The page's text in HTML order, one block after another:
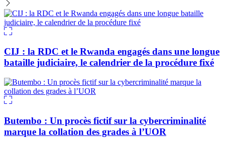
CIJ : la RDC et le Rwanda engagés dans une longue
bataille judiciaire, le calendrier de la procédure fixé
Butembo : Un procès fictif sur la cybercriminalité
marque la collation des grades à l’UOR